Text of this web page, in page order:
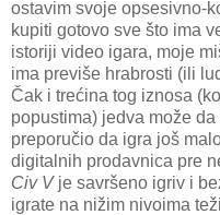
ostavim svoje opsesivno-
kupiti gotovo sve što ima
istoriji video igara, moje
ima previše hrabrosti (ili
Čak i trećina tog iznosa
popustima) jedva može
preporučio da igra još
digitalnih prodavnica pre
Civ Vje savršeno igriv i
igrate na nižim nivoima